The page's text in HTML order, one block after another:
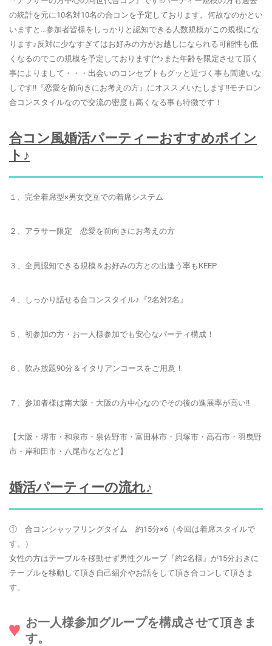
の統計を元に10名対10名の合コンを予定しております。何故なのかとい
いますと…参加者皆様をしっかりと認知できる人数規模がこの規模にな
ります♪反対に少なすぎてはお好みの方がお越しになられる可能性も低
くなるのでこの規模を予定しております(^^♪また年齢を限定させて頂く
事によりまして・・・出会いのコンセプトもグッと近づく事も間違いな
しです!!『恋愛を前向きにお考えの方』にオススメいたします!!モチロン
合コンスタイルなので交流の密度も高くなる事も特徴です！
合コン風婚活パーティーおすすめポイン
ト♪
１、完全着席型×男女交互での着席システム
２、アラサー限定 恋愛を前向きにお考えの方
３、全員認知できる規模＆お好みの方との出逢う率もKEEP
４、しっかり話せる合コンスタイル♪『2名対2名』
５、初参加の方・お一人様参加でも安心なパーティ構成！
６、飲み放題90分＆イタリアンコースをご用意！
７、参加者様は南大阪・大阪の方中心なのでその後の進展率が高い!!
【大阪・堺市・和泉市・泉佐野市・富田林市・貝塚市・高石市・羽曳野
市・岸和田市・八尾市などなど】
婚活パーティーの流れ♪
① 合コンシャッフリングタイム 約15分×6（今回は着席スタイルで
す。）
女性の方はテーブルを移動せず男性グループ『約2名様』が15分おきに
テーブルを移動して頂き自己紹介やお話をして頂き合コンして頂きま
す。
お一人様参加グループを構成させて頂きま
す。